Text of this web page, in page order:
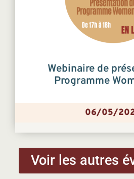
Webinaire de
Programme
06/05/
Voir les autres